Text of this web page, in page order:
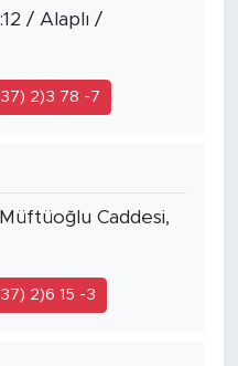
/ Alaplı /
2)3 78 -7
Caddesi,
2)6 15 -3